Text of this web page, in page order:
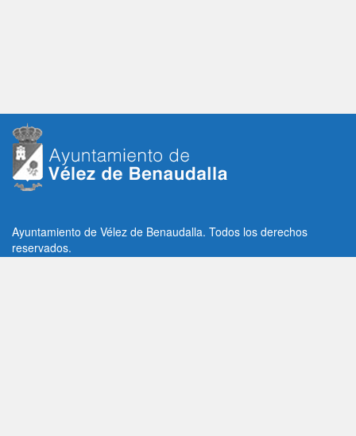
Ayuntamiento de Vélez de Benaudalla. Todos los derechos
reservados.